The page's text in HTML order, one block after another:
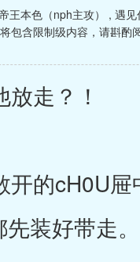
王本色（nph主攻） , 遇见
包含限制级内容，请斟酌
走？！
的cH0U屉
装好带走。